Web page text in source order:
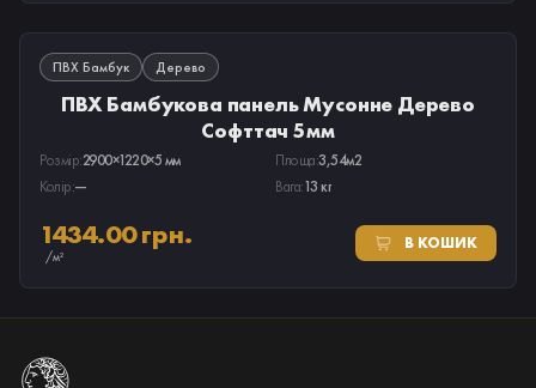
В НАЯВНОСТІ
ПВХ Бамбук Дерево
ПВХ Бамбукова панель Мусонне Дерево
Софттач 5мм
Розмір:2900×1220×5 мм Площа:3,54м2
Колір:— Вага:13 кг
1434.00 грн.
/м²
В КОШИК